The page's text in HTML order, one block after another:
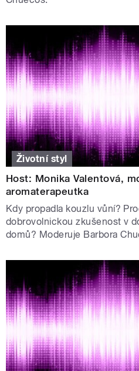
Životní styl
Host: Monika Valentová,
aromaterapeutka
Kdy propadla kouzlu vůní?
dobrovolnickou zkušenost v
domů? Moderuje Barbora